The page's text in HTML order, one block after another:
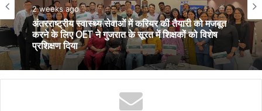
शिक्षा-रोजगार
2 weeks ago
अंतरराष्ट्रीय स्वास्थ्य सेवाओं में करियर की तैयारी को मजबूत
3 weeks ago
द रेडियंट वर्ल्ड स्कूल में गोजु रियो ओकिनावनकान स्टेट कराटे
चैंपियनशिप 2026 का भव्य आयोजन